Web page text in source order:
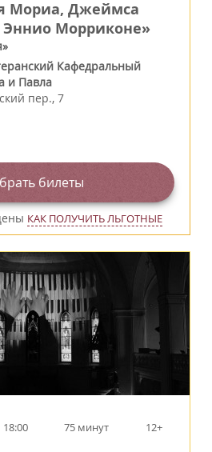
Мориа, Джеймса
Эннио Морриконе»
Кафедральный
и Павла
пер., 7
билеты
КАК ПОЛУЧИТЬ ЛЬГОТНЫЕ
18:00 75 минут 12+